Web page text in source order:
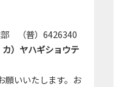
（普）6426340
）ヤハギショウテ
願いいたします。お